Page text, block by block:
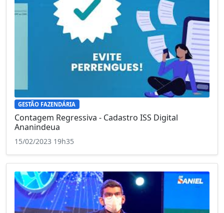
GESTÃO FAZENDÁRIA
Contagem Regressiva - Cadastro ISS Digital
Ananindeua
15/02/2023 19h35